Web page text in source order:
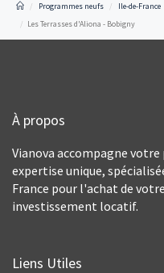
Programmes neufs Ile-de-France
Les Terrasses d'Aliona - Bobigny
À propos
Vianova accompagne
expertise unique,
France pour l'achat de
investissement locatif.
Liens Utiles